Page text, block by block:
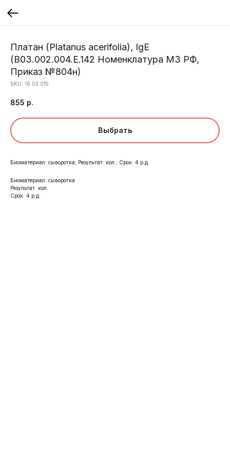
Платан (Platanus acerifolia), IgE
(B03.002.004.Е.142 Номенклатура МЗ РФ,
Приказ №804н)
SKU: 16.03.015
855 р.
Выбрать
Биоматериал: сыворотка; Результат: кол.; Срок: 4 р.д.
Биоматериал: сыворотка
Результат: кол.
Срок: 4 р.д.